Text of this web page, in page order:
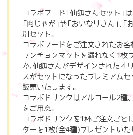
コラボフード「仙狐さんセット」
「肉じゃが」や「おいなりさん」、
別セット。
コラボフードをご注文されたお
ランチョンマットを漏れなく1枚
か、仙狐さんがデザインされたオ
スがセットになったプレミアム
販売いたします。
コラボドリンクはアルコール2種
をご用意。
コラボドリンクを1杯ご注文ごと
ターを1枚(全4種)プレゼントいた